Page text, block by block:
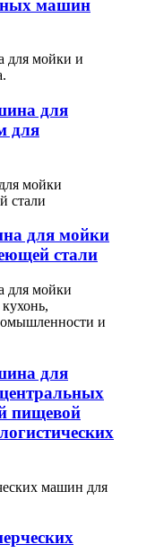
машин
для
для
для мойки
стали
для
пищевой